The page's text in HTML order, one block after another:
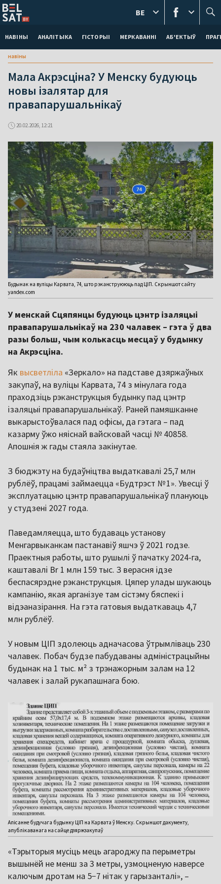
НАВІНЫ АНАЛІТЫКА ГІСТОРЫІ МЕРКАВАННI АБ'ЕКТЫЎ
BE
навіны
Мала Акрэсціна? У Менску будуюць
новы ізалятар для
правапарушальнікаў
20.02.2026, 12:21
Будынак на вуліцы Карвата, 74, што рэканструююць пад ЦІП. Скрыншот сайту
yandex.com
У менскай Сцяпянцы будуюць цэнтр ізаляцыі
правапарушальнікаў на 230 чалавек – гэта ў два
разы больш, чым колькасць месцаў у будынку
на Акрэсціна.
Як высветліла «Зеркало» на падставе дзяржаўных
закупаў, на вуліцы Карвата, 74 з мінулага года
праходзіць рэканструкцыя будынку пад цэнтр
ізаляцыі правапарушальнікаў. Раней памяшканне
выкарыстоўвалася пад офісы, да гэтага – пад
казарму ўжо няіснай вайсковай часці № 40858.
Апошнія ж гады стаяла закінутае.
З бюджэту на будаўніцтва выдаткавалі 25,7 млн
рублёў, працамі займаецца «Будтрэст № 1». Увесці ў
эксплуатацыю цэнтр правапарушальнікаў плануюць
у студзені 2027 года.
Паведамляецца, што будаваць установу
Менгарвыканкам пастанавіў яшчэ ў 2021 годзе.
Праектныя работы, што рушылі ў пачатку 2024-га,
каштавалі Br 1 млн 159 тыс. З верасня ідзе
беспасярэдне рэканструкцыя. Цяпер улады шукаюць
кампанію, якая арганізуе там сістэму бяспекі і
відэаназірання. На гэта гатовыя выдаткаваць 4,7
млн рублёў.
У новым ЦІП здолеюць адначасова ўтрымліваць 230
чалавек. Побач будзе пабудаваны адміністрацыйны
будынак на 1 тыс. м² з трэнажорным залам на 12
чалавек і залай рукапашнага бою.
Апісанне будучага будынку ЦІП на Карвата ў Менску. Скрыншот дакументу,
апублікаванага на сайце дзяржзакупаў
«Тэрыторыя мусіць мець агароджу па перыметры
вышынёй не менш за 3 метры, узмоцненую наверсе
калючым дротам на 5−7 нітак у гарызанталі», –